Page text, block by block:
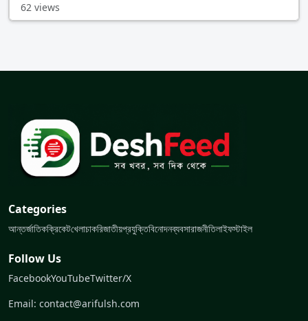
62 views
Categories
আন্তর্জাতিকক্রিকেটখেলাচাকরিজাতীয়প্রযুক্তিবিনোদনব্যবসারাজনীতিলাইফস্টাইল
Follow Us
FacebookYouTubeTwitter/X
Email: contact@arifulsh.com